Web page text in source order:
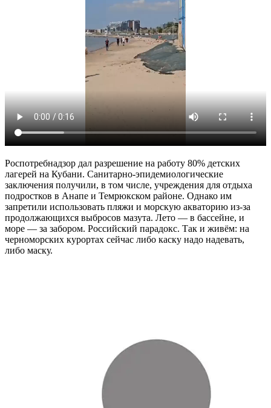
Роспотребнадзор дал разрешение на работу 80% детских
лагерей на Кубани. Санитарно-эпидемиологические
заключения получили, в том числе, учреждения для отдыха
подростков в Анапе и Темрюкском районе. Однако им
запретили использовать пляжи и морскую акваторию из-за
продолжающихся выбросов мазута. Лето — в бассейне, и
море — за забором. Российский парадокс. Так и живём: на
черноморских курортах сейчас либо каску надо надевать,
либо маску.